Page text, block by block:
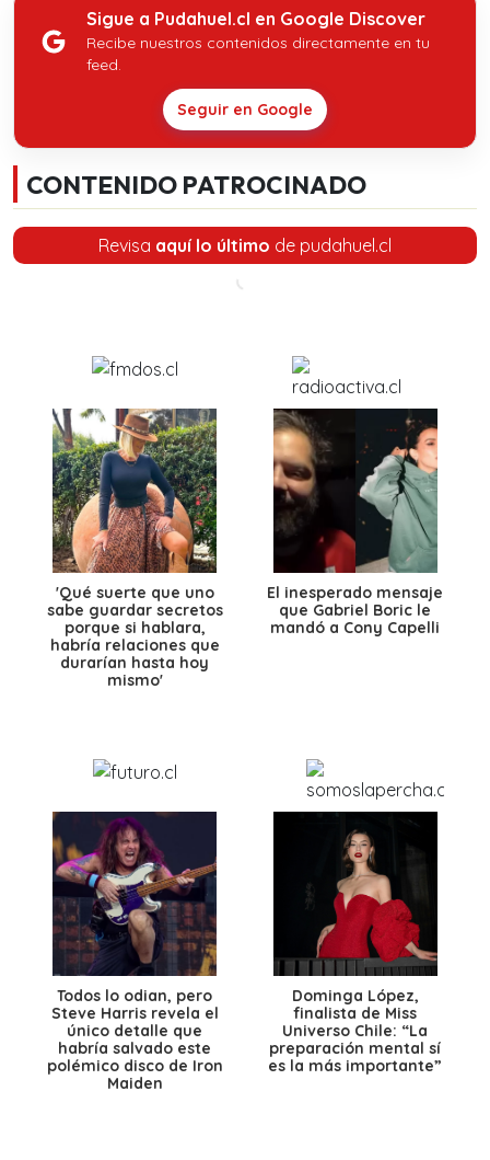
Sigue a Pudahuel.cl en Google Discover
Recibe nuestros contenidos directamente en tu
feed.
Seguir en Google
CONTENIDO PATROCINADO
Revisa aquí lo último de pudahuel.cl
'Qué suerte que uno
sabe guardar secretos
porque si hablara,
habría relaciones que
durarían hasta hoy
mismo'
El inesperado mensaje
que Gabriel Boric le
mandó a Cony Capelli
Todos lo odian, pero
Steve Harris revela el
único detalle que
habría salvado este
polémico disco de Iron
Maiden
Dominga López,
finalista de Miss
Universo Chile: “La
preparación mental sí
es la más importante”